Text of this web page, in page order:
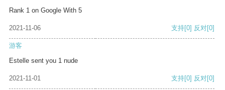
Rank 1 on Google With 5
2021-11-06 支持[0] 反对[0]
游客
Estelle sent you 1 nude
2021-11-01 支持[0] 反对[0]